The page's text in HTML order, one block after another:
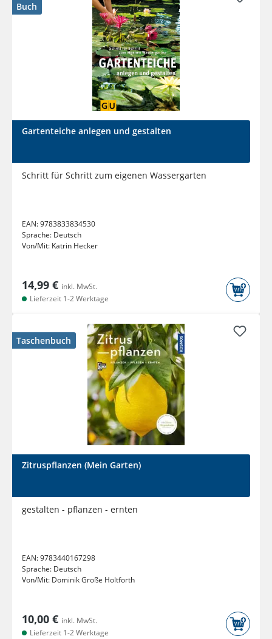
Buch
Gartenteiche anlegen und gestalten
Schritt für Schritt zum eigenen Wassergarten
EAN:9783833834530
Sprache: Deutsch
Von/Mit: Katrin Hecker
14,99 € inkl. MwSt.
Lieferzeit 1-2 Werktage
Taschenbuch
Zitruspflanzen (Mein Garten)
gestalten - pflanzen - ernten
EAN:9783440167298
Sprache: Deutsch
Von/Mit: Dominik Große Holtforth
10,00 € inkl. MwSt.
Lieferzeit 1-2 Werktage